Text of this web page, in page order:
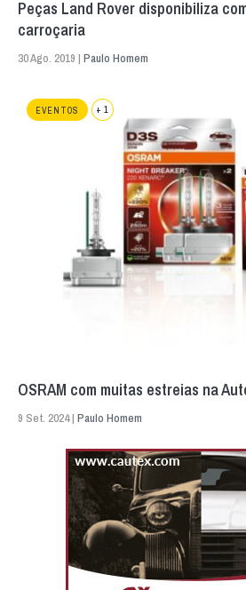
Peças Land Rover disponibiliza
carroçaria
30 Ago. 2019 | Paulo Homem
EVENTOS + 1
OSRAM com muitas estreias na
9 Set. 2024 | Paulo Homem